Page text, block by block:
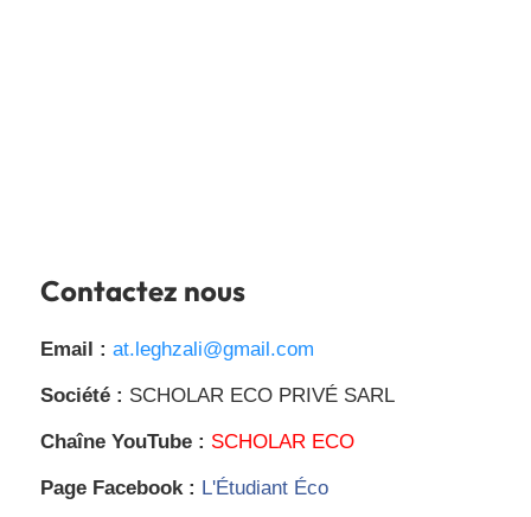
Contactez nous
Email : at.leghzali@gmail.com
Société : SCHOLAR ECO PRIVÉ SARL
Chaîne YouTube : SCHOLAR ECO
Page Facebook : L'Étudiant Éco